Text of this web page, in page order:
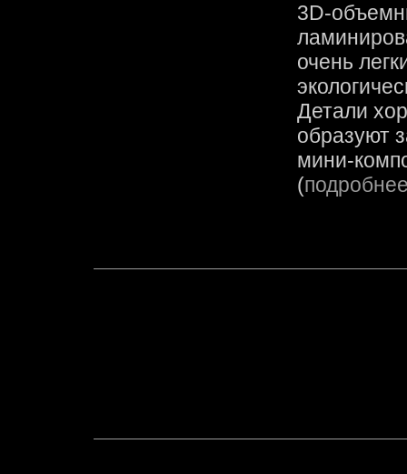
3D-
очень
Детали
образуют
мини-
(